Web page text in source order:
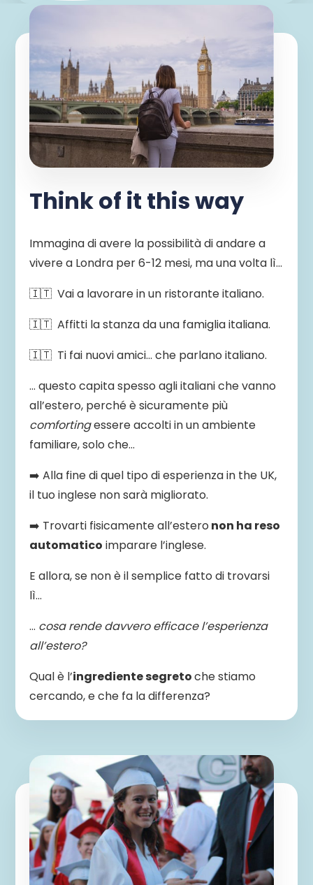
Think of it this way
Immagina di avere la possibilità di andare a
vivere a Londra per 6-12 mesi, ma una volta lì…
🇮🇹 Vai a lavorare in un ristorante italiano.
🇮🇹 Affitti la stanza da una famiglia italiana.
🇮🇹 Ti fai nuovi amici… che parlano italiano.
… questo capita spesso agli italiani che vanno
all’estero, perché è sicuramente più
comfortingessere accolti in un ambiente
familiare, solo che…
➡️ Alla fine di quel tipo di esperienza in the UK,
il tuo inglese non sarà migliorato.
➡️ Trovarti fisicamente all’estero non ha reso
automatico imparare l’inglese.
E allora, se non è il semplice fatto di trovarsi
lì…
… cosa rende davvero efficace l’esperienza
all’estero?
Qual è l’ingrediente segretoche stiamo
cercando, e che fa la differenza?